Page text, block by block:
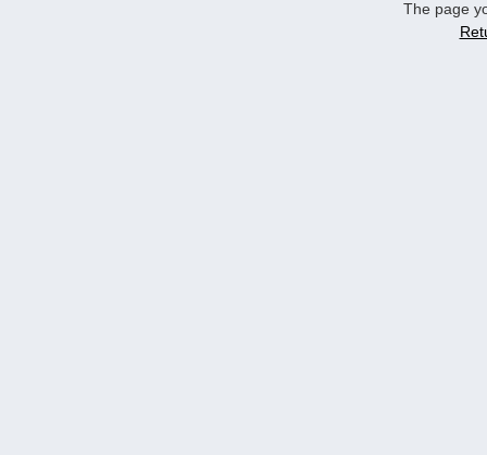
The page